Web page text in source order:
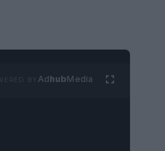
AdhubMedia